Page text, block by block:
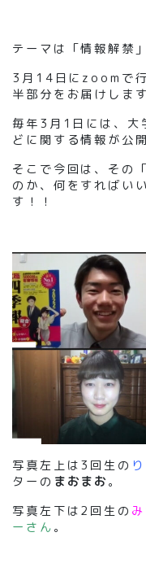
テーマは「情報解禁」
3月14日にzoomで
半部分をお届けします
毎年3月1日には、大
どに関する情報が公
そこで今回は、その
のか、何をすればい
す！！
写真左上は3回生の
ターの まおまお 。
写真左下は2回生の
ーさん 。